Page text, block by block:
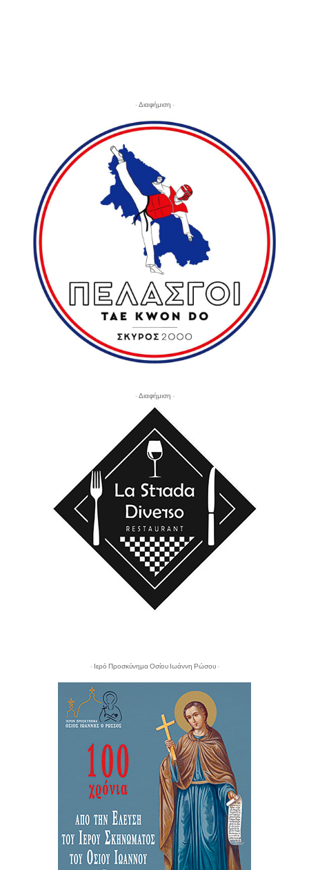
- Διαφήμιση -
- Διαφήμιση -
- Ιερό Προσκύνημα Οσίου Ιωάννη Ρώσου -